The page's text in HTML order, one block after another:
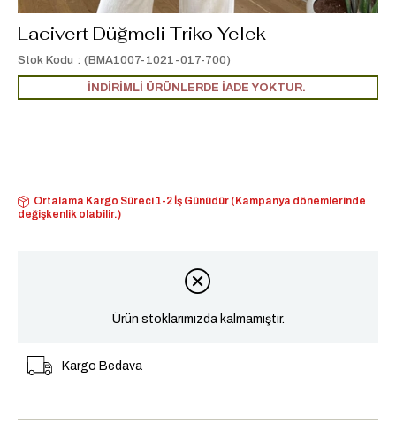
Lacivert Düğmeli Triko Yelek
Stok Kodu (BMA1007-1021-017-700)
İNDİRİMLİ ÜRÜNLERDE İADE YOKTUR.
Ortalama Kargo Süreci 1-2 İş Günüdür (Kampanya dönemlerinde
değişkenlik olabilir.)
Ürün stoklarımızda kalmamıştır.
Kargo Bedava